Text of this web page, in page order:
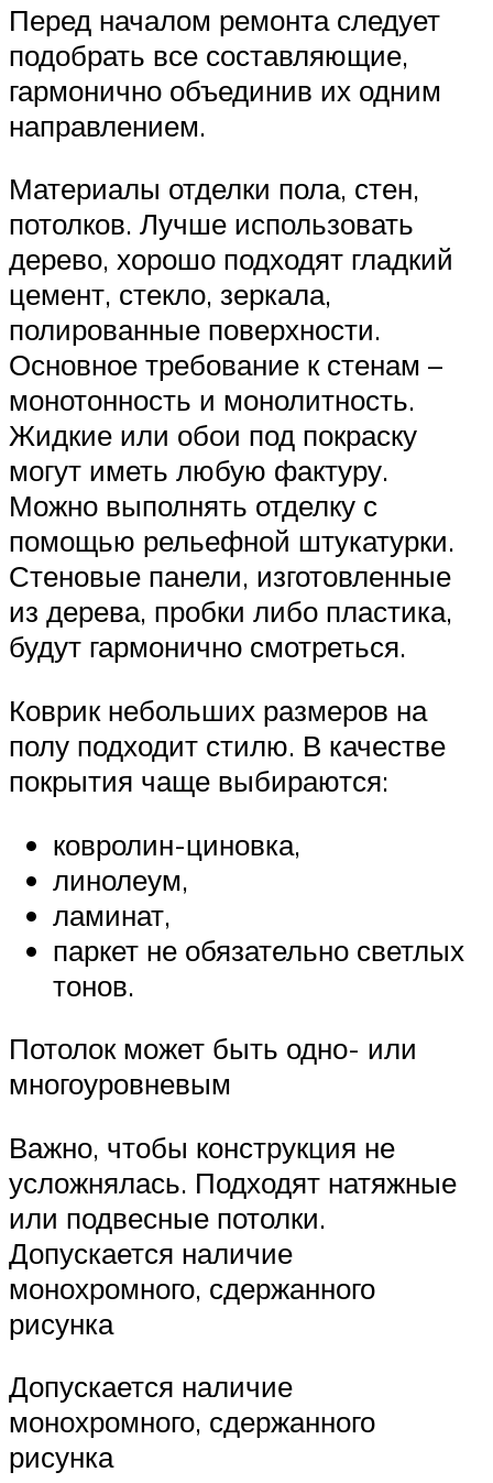
Перед началом ремонта следует
подобрать все составляющие,
гармонично объединив их одним
направлением.
Материалы отделки пола, стен,
потолков. Лучше использовать
дерево, хорошо подходят гладкий
цемент, стекло, зеркала,
полированные поверхности.
Основное требование к стенам –
монотонность и монолитность.
Жидкие или обои под покраску
могут иметь любую фактуру.
Можно выполнять отделку с
помощью рельефной штукатурки.
Стеновые панели, изготовленные
из дерева, пробки либо пластика,
будут гармонично смотреться.
Коврик небольших размеров на
полу подходит стилю. В качестве
покрытия чаще выбираются:
ковролин-циновка,
линолеум,
ламинат,
паркет не обязательно светлых
тонов.
Потолок может быть одно- или
многоуровневым
Важно, чтобы конструкция не
усложнялась. Подходят натяжные
или подвесные потолки.
Допускается наличие
монохромного, сдержанного
рисунка
Допускается наличие
монохромного, сдержанного
рисунка